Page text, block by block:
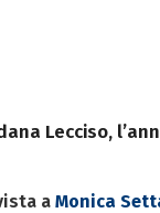
Lecciso,
a Monica